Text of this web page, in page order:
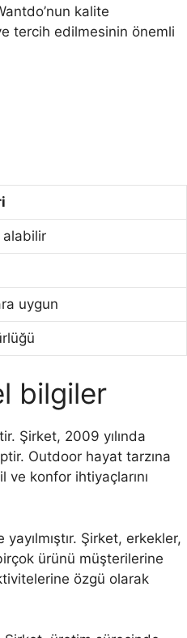
kalite
tercih edilmesinin önemli
alabilir
uygun
bilgiler
Şirket, 2009 yılında
Outdoor hayat tarzına
ve konfor ihtiyaçlarını
Şirket, erkekler,
ürünü müşterilerine
özgü olarak